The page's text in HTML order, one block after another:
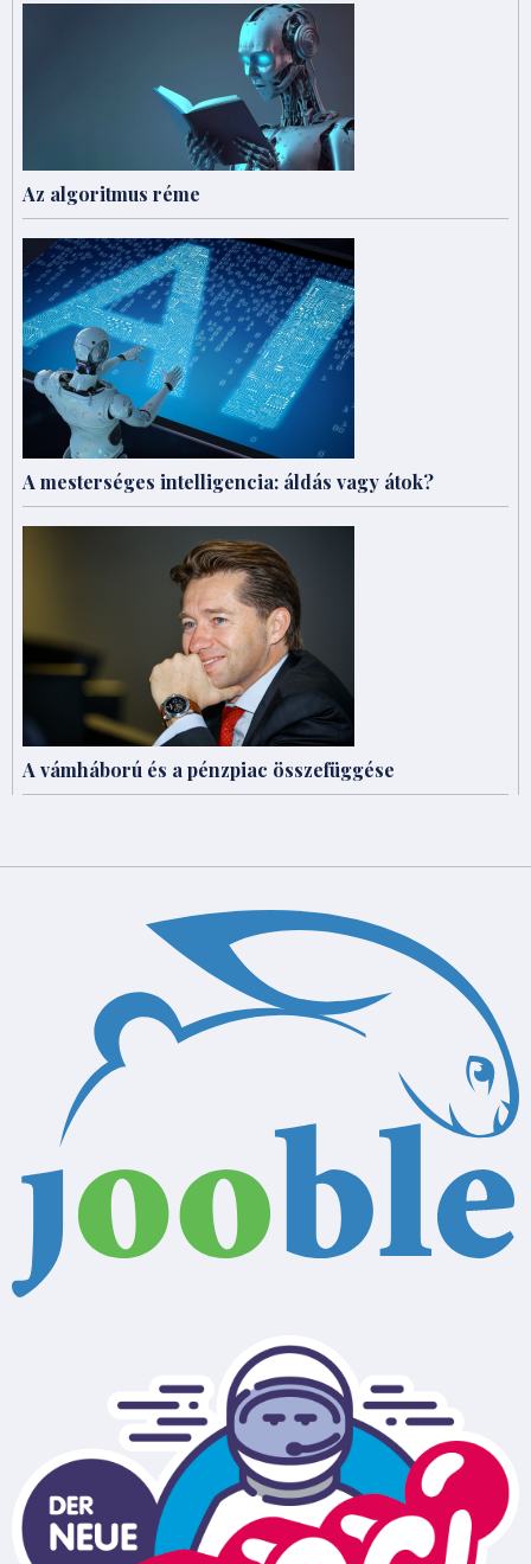
Az algoritmus réme
A mesterséges intelligencia: áldás vagy átok?
A vámháború és a pénzpiac összefüggése